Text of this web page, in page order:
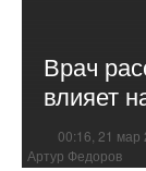
Врач
влияет
00:16, 21 мар
Артур Федоров